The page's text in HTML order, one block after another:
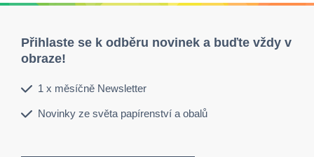
Přihlaste se k odběru novinek a buďte vždy v
obraze!
1 x měsíčně Newsletter
Novinky ze světa papírenství a obalů